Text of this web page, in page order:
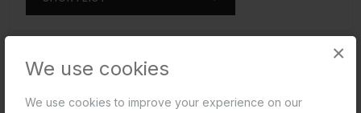
×
We use cookies
We use cookies to improve your experience on our